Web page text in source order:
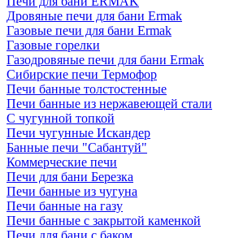
Дровяные печи для бани Ermak
Газовые печи для бани Ermak
Газовые горелки
Газодровяные печи для бани Ermak
Сибирские печи Термофор
Печи банные толстостенные
Печи банные из нержавеющей стали
С чугунной топкой
Печи чугунные Искандер
Банные печи "Сабантуй"
Коммерческие печи
Печи для бани Березка
Печи банные из чугуна
Печи банные на газу
Печи банные с закрытой каменкой
Печи для бани с баком